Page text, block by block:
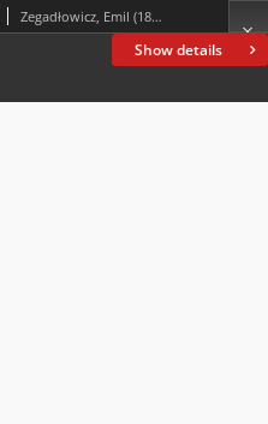
Show details
Zegadłowicz, Emil (1888-1941)